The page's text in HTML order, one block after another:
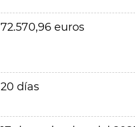
72.570,96 euros
20 días